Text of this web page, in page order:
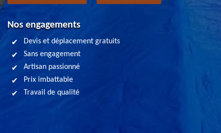
Nos engagements
Devis et déplacement gratuits
Sans engagement
Artisan passionné
Prix imbattable
Travail de qualité